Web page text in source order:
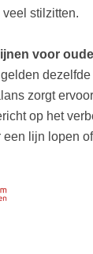
stilzitten.
voor
zorgt
op het
een lijn lopen